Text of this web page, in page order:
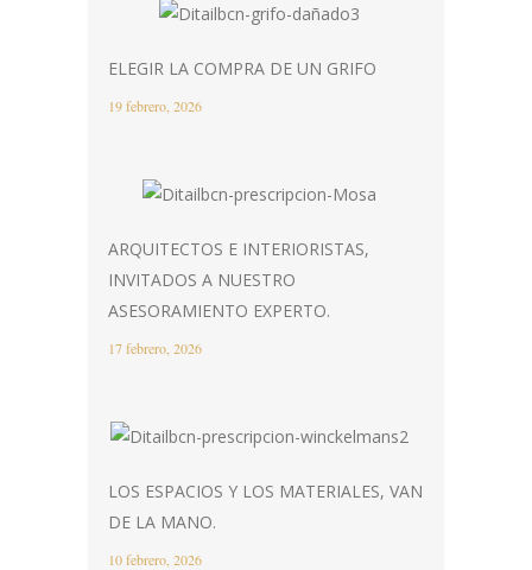
ELEGIR LA COMPRA DE UN GRIFO
19 febrero, 2026
ARQUITECTOS E INTERIORISTAS,
INVITADOS A NUESTRO
ASESORAMIENTO EXPERTO.
17 febrero, 2026
LOS ESPACIOS Y LOS MATERIALES, VAN
DE LA MANO.
10 febrero, 2026